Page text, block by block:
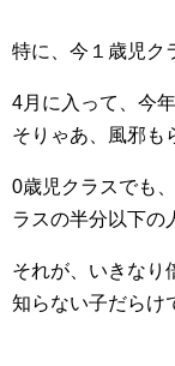
特に、今１歳児ク
4月に入って、今
そりゃあ、風邪も
0歳児クラスでも
ラスの半分以下の
それが、いきなり
知らない子だらけ